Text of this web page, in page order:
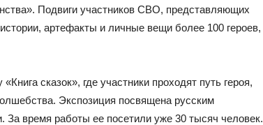
Подвиги участников СВО, представляющих
артефакты и личные вещи более 100 героев,
сказок», где участники проходят путь героя,
Экспозиция посвящена русским
За время работы ее посетили уже 30 тысяч человек.